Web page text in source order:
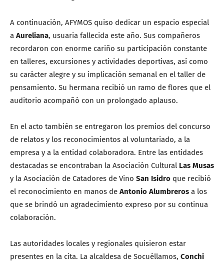
A continuación, AFYMOS quiso dedicar un espacio especial
a Aureliana, usuaria fallecida este año. Sus compañeros
recordaron con enorme cariño su participación constante
en talleres, excursiones y actividades deportivas, así como
su carácter alegre y su implicación semanal en el taller de
pensamiento. Su hermana recibió un ramo de flores que el
auditorio acompañó con un prolongado aplauso.
En el acto también se entregaron los premios del concurso
de relatos y los reconocimientos al voluntariado, a la
empresa y a la entidad colaboradora. Entre las entidades
destacadas se encontraban la Asociación Cultural Las Musas
y la Asociación de Catadores de Vino San Isidro que recibió
el reconocimiento en manos de Antonio Alumbreros a los
que se brindó un agradecimiento expreso por su continua
colaboración.
Las autoridades locales y regionales quisieron estar
presentes en la cita. La alcaldesa de Socuéllamos, Conchi